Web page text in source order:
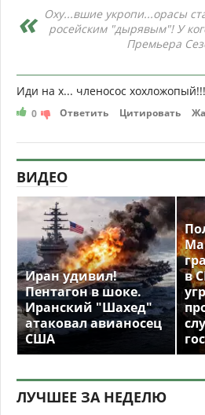
Оху...вшие укропи...орасы
росейским "дырявым"! У
Премьера
Иди на х... членосос хохложопый!!!
0 Ответить Цитировать
ВИДЕО
Иран удивил!
Пентагон в шоке.
Иранский "Шахед"
атаковал авианосец
США
в
ЛУЧШЕЕ ЗА НЕДЕЛЮ